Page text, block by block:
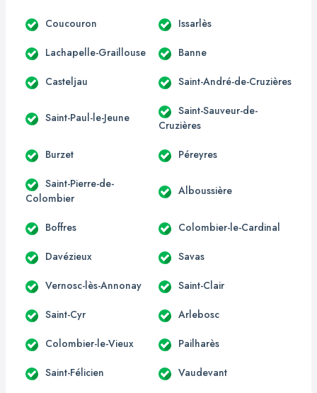
Coucouron Issarlès
Lachapelle-Graillouse Banne
Casteljau Saint-André-de-Cruzières
Saint-Paul-le-Jeune
Saint-Sauveur-de-
Cruzières
Burzet Péreyres
Saint-Pierre-de-
Colombier
Alboussière
Boffres Colombier-le-Cardinal
Davézieux Savas
Vernosc-lès-Annonay Saint-Clair
Saint-Cyr Arlebosc
Colombier-le-Vieux Pailharès
Saint-Félicien Vaudevant